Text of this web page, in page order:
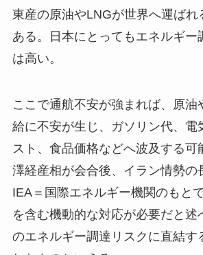
東産の原油やLNGが世界へ運ばれ
ある。日本にとってもエネルギー
は高い。
ここで通航不安が強まれば、原油
給に不安が生じ、ガソリン代、電
スト、食品価格などへ波及する可
澤経産相が会合後、イラン情勢の
IEA＝国際エネルギー機関のもと
を含む機動的な対応が必要だと述
のエネルギー調達リスクに直結す